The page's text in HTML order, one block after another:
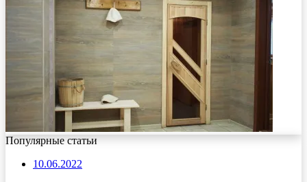
Популярные статьи
10.06.2022